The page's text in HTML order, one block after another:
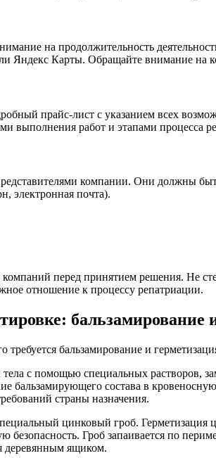
на продолжительность
Яндекс Карты. Обращайте внимание на
прайс-лист с указанием всех
выполнения работ и этапами
компании. Они должны
электронная почта).
перед принятием решения. Не
отношение к процессу репатриации.
бальзамирование
бальзамирование и
тела с помощью специальных
бальзамирующего состава в
страны назначения.
цинковый гроб. Герметизация
безопасность. Гроб запаивается по
деревянным ящиком.